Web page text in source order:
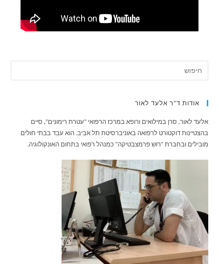
אודות ד"ר אלעד לאור
אלעד לאור, סרן במילואים ורופא במרכז הרפואי "עטרת רימונים", סיים
בהצטיינות דוקטורט לרפואה באוניברסיטת תל אביב. הוא עבד בבתי חולים
מובילים ובחברת "רוש פרמצבטיקה" כמנהל רפואי בתחום האונקולוגיה.